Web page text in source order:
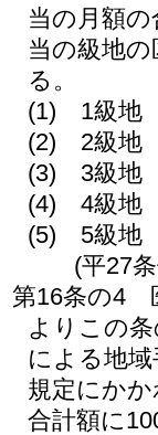
当の月額
当の級地
る。
(1)
1級地
(2)
2級地
(3)
3級地
(4)
4級地
(5)
5級地
(平27
第16条の4
よりこの
による地
規定にか
合計額に